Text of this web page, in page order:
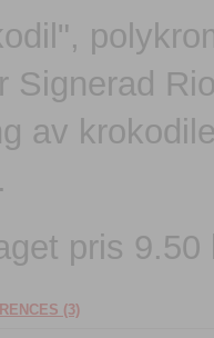
Signerad
av
pris 9.50
(3)